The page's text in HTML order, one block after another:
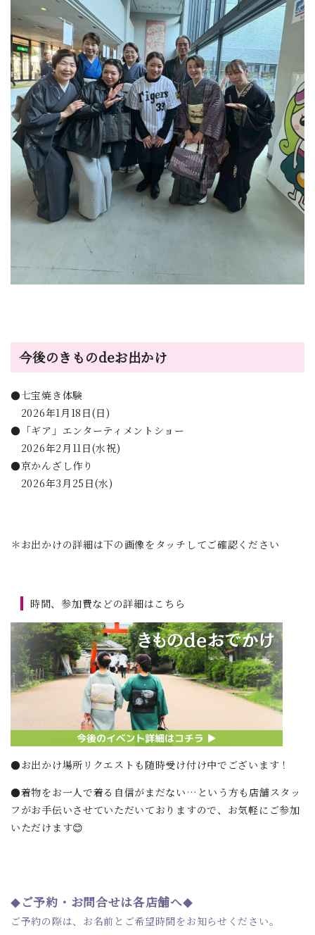
今後のきものdeお出かけ
●七宝焼き体験
2026年1月18日(日)
●「ギア」エンターティメントショー
2026年2月11日(水祝)
●京かんざし作り
2026年3月25日(水)
＊お出かけの詳細は下の画像をタッチしてご確認ください
時間、参加費などの詳細はこちら
●お出かけ場所リクエストも随時受け付け中でございます！
●着物をお一人で着る自信がまだない…という方も店舗スタッ
フがお手伝いさせていただいておりますので、お気軽にご参加
いただけます😊
◆ ご予約・お問合せは各店舗へ◆
ご予約の際は、お名前とご希望時間をお知らせください。